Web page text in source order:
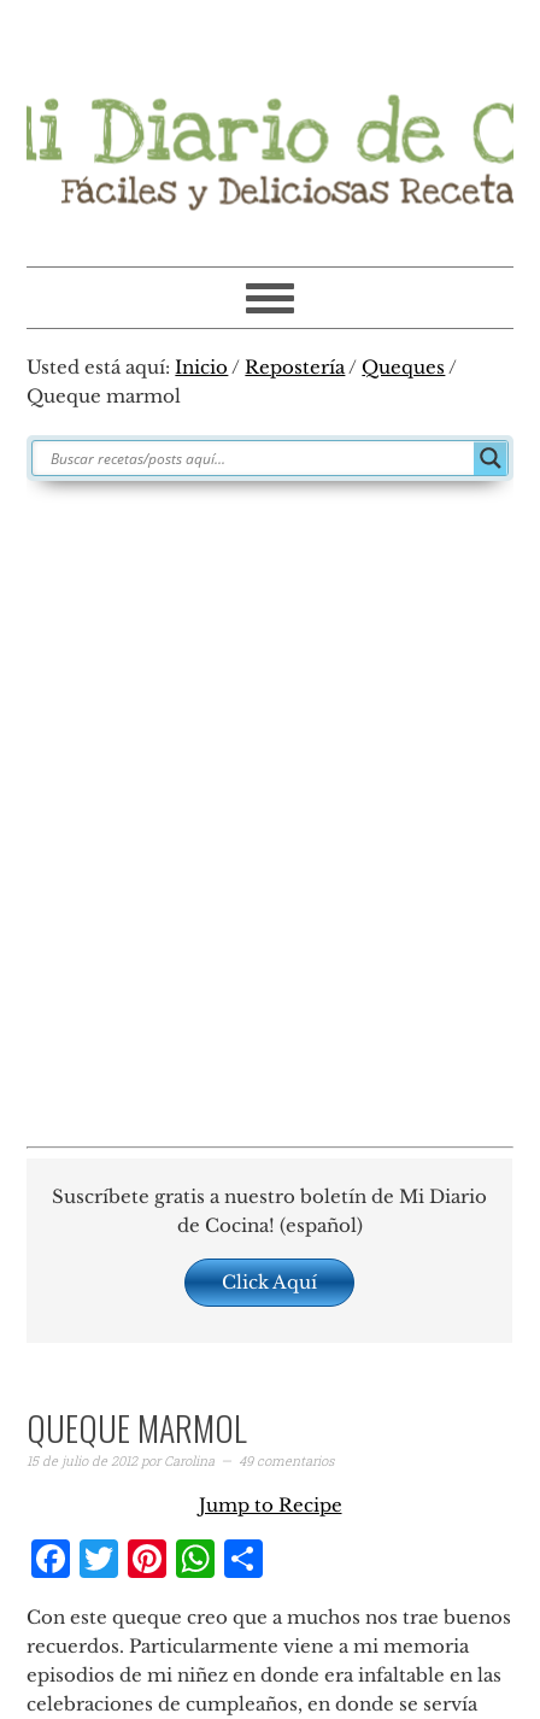
principal
principal
barra
lateral
primaria
de
página
Usted está aquí:Inicio / Repostería/ Queques /
Queque marmol
Suscríbete gratis a nuestro boletín de Mi Diario
de Cocina! (español)
Click Aquí
QUEQUE MARMOL
15 de julio de 2012porCarolina 49 comentarios
Jump to Recipe
Facebook
Twitter
Pinterest
WhatsApp
Con este queque creo que a muchos nos trae buenos
recuerdos. Particularmente viene a mi memoria
episodios de mi niñez en donde era infaltable en las
celebraciones de cumpleaños, en donde se servía